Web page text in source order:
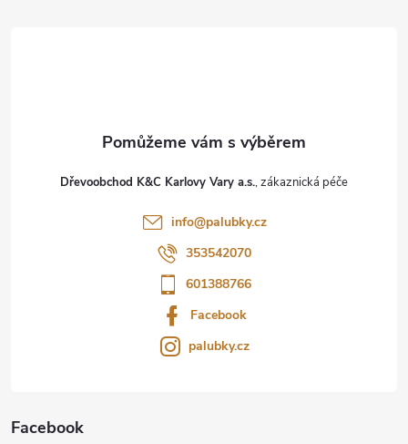
Dřevoobchod K&C Karlovy Vary a.s.
info@palubky.cz
353542070
601388766
Facebook
palubky.cz
Facebook